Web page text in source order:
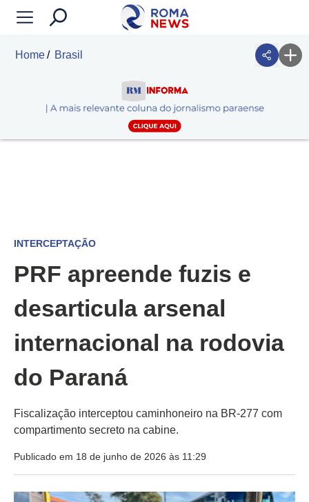
Home Brasil
INTERCEPTAÇÃO
PRF apreende fuzis e
desarticula arsenal
internacional na rodovia
do Paraná
Fiscalização interceptou caminhoneiro na BR-277 com
compartimento secreto na cabine.
Publicado em 18 de junho de 2026 às 11:29